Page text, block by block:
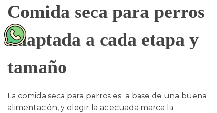
Comida seca para perros
adaptada a cada etapa y
tamaño
La comida seca para perros es la base de una buena
alimentación, y elegir la adecuada marca la